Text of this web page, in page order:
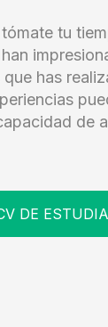
tu
has
de
DE